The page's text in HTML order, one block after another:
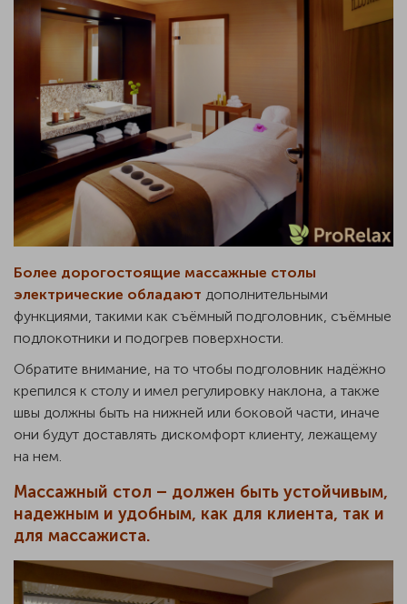
Более дорогостоящие массажные столы
электрические обладают дополнительными
функциями, такими как съёмный подголовник, съёмные
подлокотники и подогрев поверхности.
Обратите внимание, на то чтобы подголовник надёжно
крепился к столу и имел регулировку наклона, а также
швы должны быть на нижней или боковой части, иначе
они будут доставлять дискомфорт клиенту, лежащему
на нем.
Массажный стол – должен быть устойчивым,
надежным и удобным, как для клиента, так и
для массажиста.